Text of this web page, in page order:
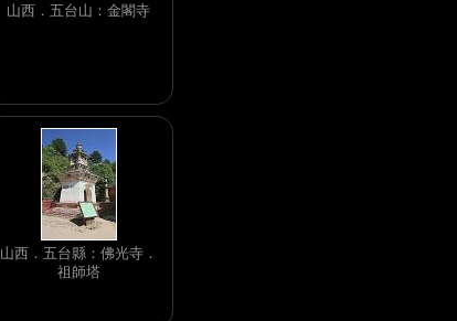
山西．五台山：金閣寺
山西．五台縣：佛光寺．
祖師塔